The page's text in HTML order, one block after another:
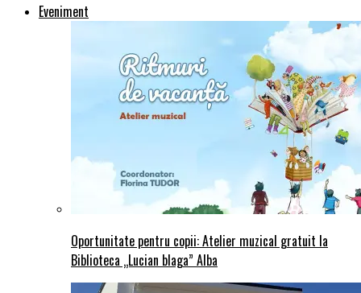
Eveniment
Oportunitate pentru copii: Atelier muzical gratuit la
Biblioteca „Lucian blaga” Alba